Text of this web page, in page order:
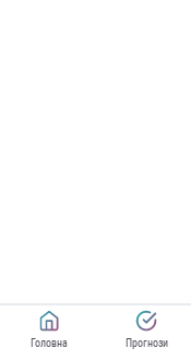
Головна Прогнози